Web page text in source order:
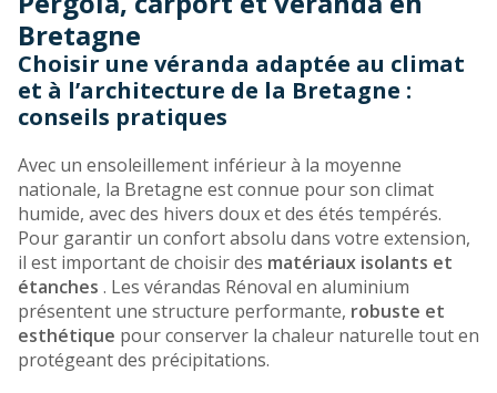
Fouesnant
Lorient
Plérin
Ploemeur
Ploeren
Quimper
Saint-Brieuc
Vannes
Vern-Sur-Seiche
Vitré
Bretagne
Choisir une véranda adaptée au climat
et à l’architecture de la Bretagne :
conseils pratiques
Avec un ensoleillement inférieur à la moyenne
nationale, la Bretagne est connue pour son climat
humide, avec des hivers doux et des étés tempérés.
Pour garantir un confort absolu dans votre extension,
il est important de choisir des matériaux isolants et
étanches . Les vérandas Rénoval en aluminium
présentent une structure performante, robuste et
esthétique pour conserver la chaleur naturelle tout en
protégeant des précipitations.